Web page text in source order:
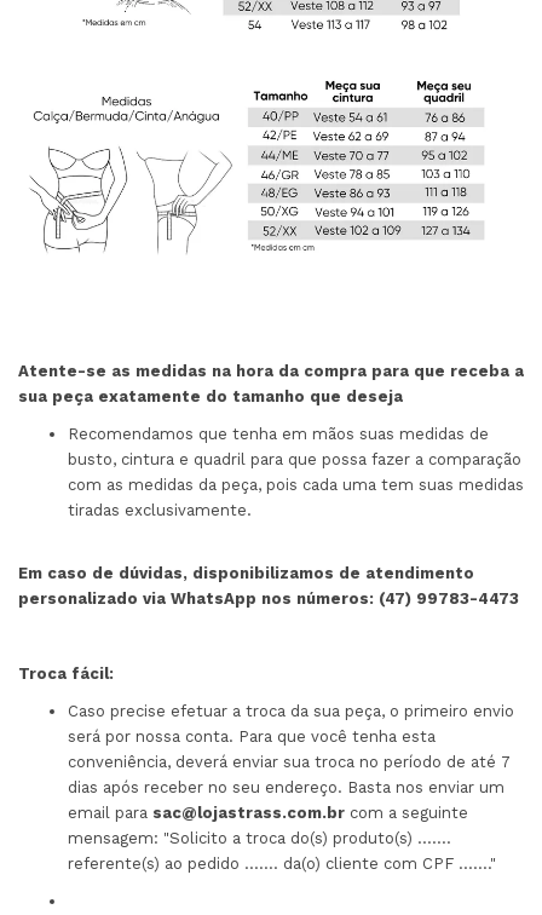
Atente-se as medidas na hora da compra para que receba a
sua peça exatamente do tamanho que deseja
Recomendamos que tenha em mãos suas medidas de
busto, cintura e quadril para que possa fazer a comparação
com as medidas da peça, pois cada uma tem suas medidas
tiradas exclusivamente.
Em caso de dúvidas, disponibilizamos de atendimento
personalizado via WhatsApp nos números: (47) 99783-4473
Troca fácil:
Caso precise efetuar a troca da sua peça, o primeiro envio
será por nossa conta. Para que você tenha esta
conveniência, deverá enviar sua troca no período de até 7
dias após receber no seu endereço. Basta nos enviar um
email para sac@lojastrass.com.br com a seguinte
mensagem: "Solicito a troca do(s) produto(s) .......
referente(s) ao pedido ....... da(o) cliente com CPF ......."